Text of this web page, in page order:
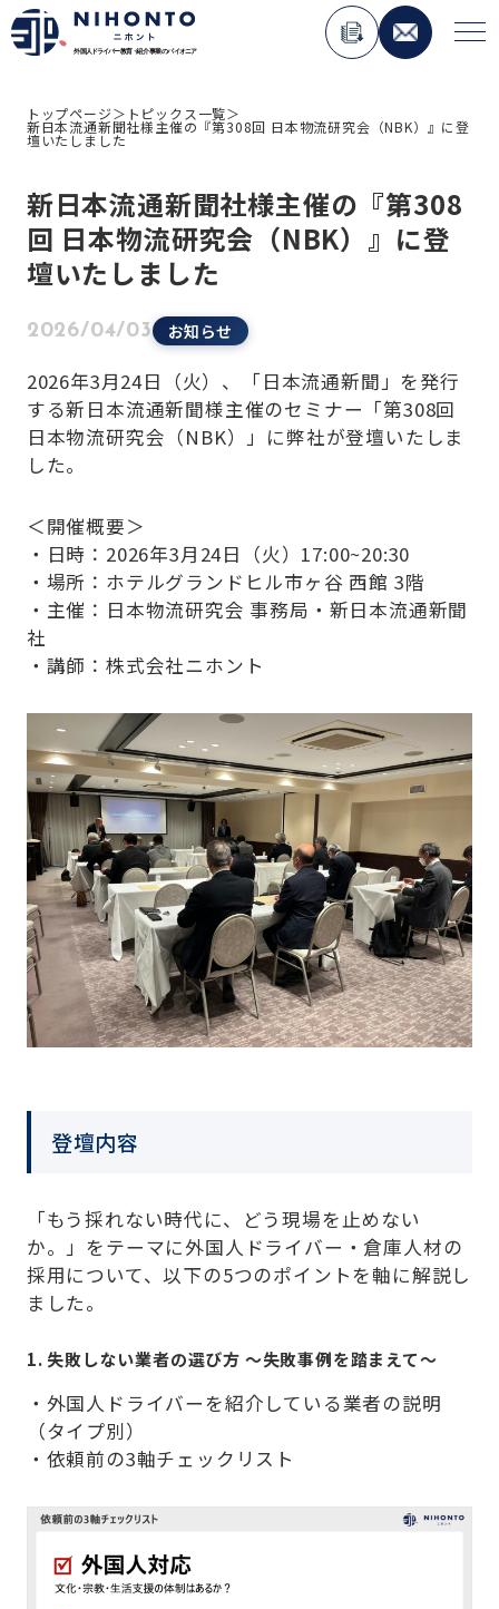
About Nihonto
Service
人材紹介事業
外国人材コンサルティング事業
ペーパードライバー講習事業
在日外国人向けメディア運用事業
Topics
Company
トップページ＞ トピックス一覧＞
新日本流通新聞社様主催の『第308回 日本物流研究会（NBK）』に登
壇いたしました
新日本流通新聞社様主催の『第308
回 日本物流研究会（NBK）』に登
壇いたしました
2026/04/03 お知らせ
2026年3月24日（火）、「日本流通新聞」を発行
する新日本流通新聞様主催のセミナー「第308回
日本物流研究会（NBK）」に弊社が登壇いたしま
した。
＜開催概要＞
・日時：2026年3月24日（火）17:00~20:30
・場所：ホテルグランドヒル市ヶ谷 西館 3階
・主催：日本物流研究会 事務局・新日本流通新聞
社
・講師：株式会社ニホント
登壇内容
「もう採れない時代に、どう現場を止めない
か。」をテーマに外国人ドライバー・倉庫人材の
採用について、以下の5つのポイントを軸に解説し
ました。
1. 失敗しない業者の選び方 〜失敗事例を踏まえて〜
・外国人ドライバーを紹介している業者の説明
（タイプ別）
・依頼前の3軸チェックリスト